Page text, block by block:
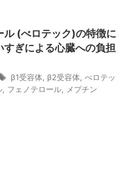
ル (べロテック)の特徴に
すぎによる心臓への負担
β1受容体 β2受容体 べロテッ
フェノテロール メプチン